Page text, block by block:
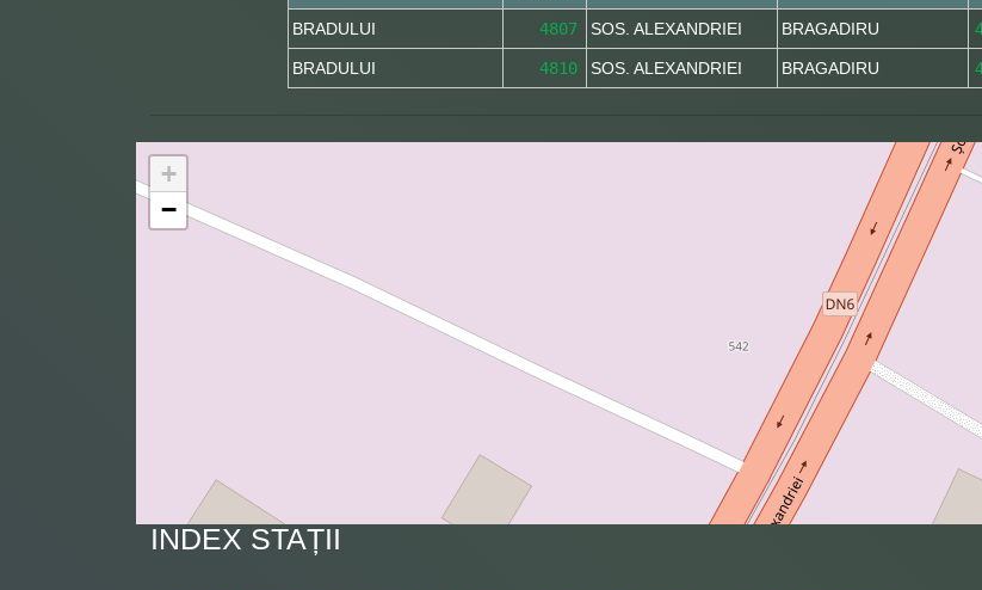
BRADULUI 4807 SOS. ALEXANDRIEI BRAGADIRU
BRADULUI 4810 SOS. ALEXANDRIEI BRAGADIRU
+
−
INDEX STAȚII